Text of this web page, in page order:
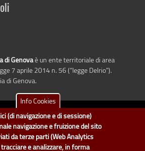
di Genovaè un ente territoriale di area
7 aprile 2014 n. 56 (“legge Delrio”).
di Genova.
è il progetto "Open Data" della
Metropolitana di Genova.
a cura del Servizio Sistemi Informativi. Ogni
Info Cookies
(di navigazione e di sessione)
navigazione e fruizione del sito
da terze parti (Web Analytics
e analizzare, in forma